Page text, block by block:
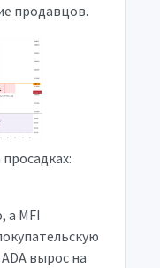
продавцов.
а MFI
вырос на